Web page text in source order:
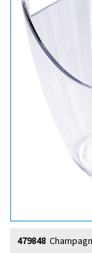
479848